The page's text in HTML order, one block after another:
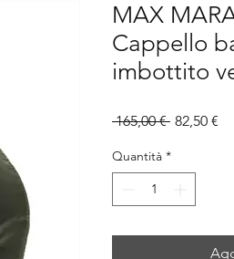
MAX
Cappello
imbottito
165,00 € Prezzo
82,50 €
Quantità *